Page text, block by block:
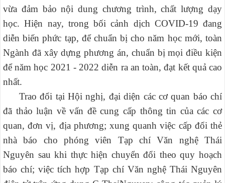
vừa đảm bảo nội dung chương trình, chất lượng dạy
học. Hiện nay, trong bối cảnh dịch COVID-19 đang
diễn biến phức tạp, để chuẩn bị cho năm học mới, toàn
Ngành đã xây dựng phương án, chuẩn bị mọi điều kiện
để năm học 2021 - 2022 diễn ra an toàn, đạt kết quả cao
nhất.
Trao đổi tại Hội nghị, đại diện các cơ quan báo chí
đã thảo luận về vấn đề cung cấp thông tin của các cơ
quan, đơn vị, địa phương; xung quanh việc cấp đổi thẻ
nhà báo cho phóng viên Tạp chí Văn nghệ Thái
Nguyên sau khi thực hiện chuyển đổi theo quy hoạch
báo chí; việc tích hợp Tạp chí Văn nghệ Thái Nguyên